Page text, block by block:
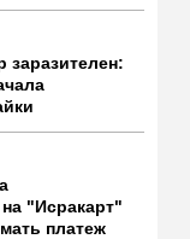
заразителен:
"Исракарт"
платеж